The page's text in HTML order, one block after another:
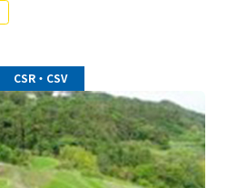
CSR・CSV